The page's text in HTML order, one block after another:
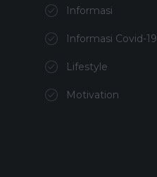
Informasi
Informasi Covid-19
Lifestyle
Motivation